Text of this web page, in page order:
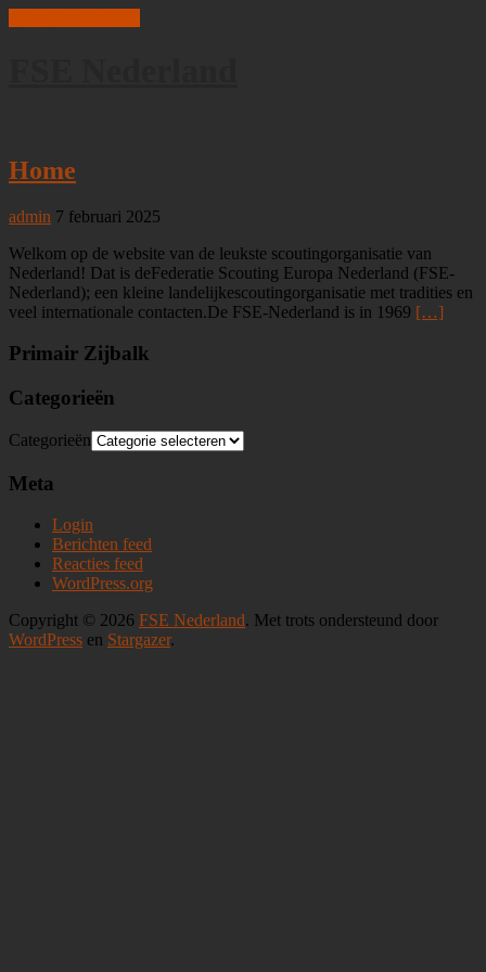
Home
admin 7 februari 2025
Welkom op de website van de leukste scoutingorganisatie van
Nederland! Dat is deFederatie Scouting Europa Nederland (FSE-
Nederland); een kleine landelijkescoutingorganisatie met tradities en
veel internationale contacten.De FSE-Nederland is in 1969 […]
Primair Zijbalk
Categorieën
Categorieën
Meta
Login
Berichten feed
Reacties feed
WordPress.org
Copyright © 2026 FSE Nederland. Met trots ondersteund door
WordPress en Stargazer.